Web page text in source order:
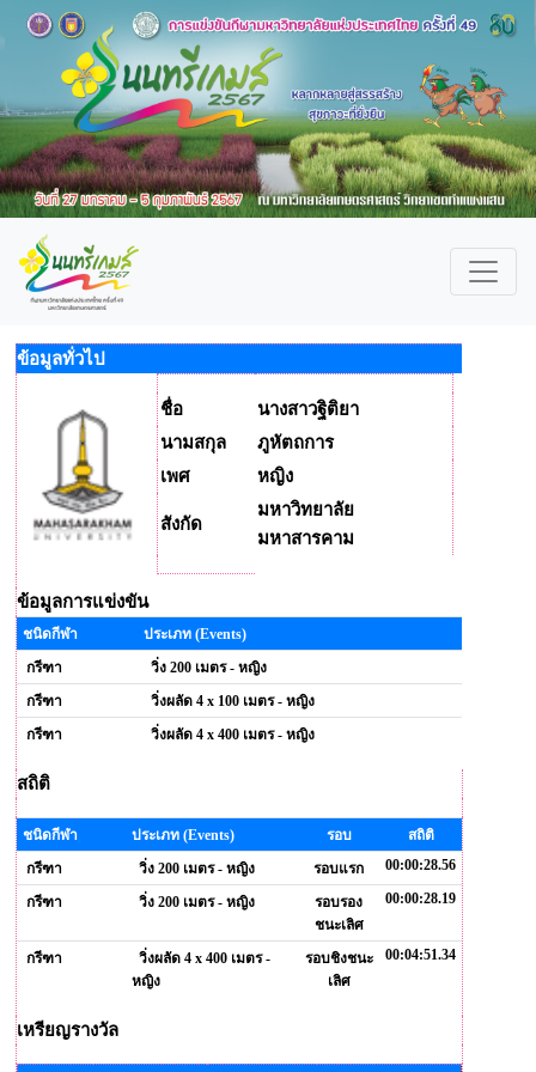
ข้อมูลทั่วไป
ชื่อ
นางสาวฐิติยา
นามสกุล
ภูหัตถการ
เพศ
หญิง
สังกัด
มหาวิทยาลัย
มหาสารคาม
ข้อมูลการแข่งขัน
ชนิดกีฬา
ประเภท (Events)
กรีฑา
วิ่ง 200 เมตร - หญิง
กรีฑา
วิ่งผลัด 4 x 100 เมตร - หญิง
กรีฑา
วิ่งผลัด 4 x 400 เมตร - หญิง
สถิติ
ชนิดกีฬา ประเภท (Events) รอบ
สถิติ
กรีฑา
วิ่ง 200 เมตร - หญิง รอบแรก 00:00:28.56
กรีฑา วิ่ง 200 เมตร - หญิง
รอบรอง
ชนะเลิศ
00:00:28.19
กรีฑา
วิ่งผลัด 4 x 400 เมตร -
หญิง
รอบชิงชนะ
เลิศ
00:04:51.34
เหรียญรางวัล